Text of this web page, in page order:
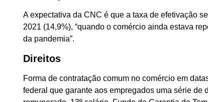
A expectativa da CNC é que a taxa de efetivação
2021 (14,9%), “quando o comércio ainda estava
da pandemia”.
Direitos
Forma de contratação comum no comércio em
federal que garante aos empregados uma série de